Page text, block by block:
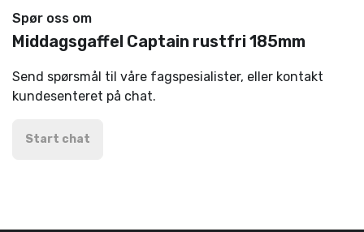
Spør oss om
Middagsgaffel Captain rustfri 185mm
Send spørsmål til våre fagspesialister, eller kontakt
kundesenteret på chat.
Start chat